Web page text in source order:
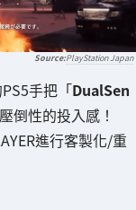
PlayStation Japan
手把「DualSen
倒性的投入感！
進行客製化/重